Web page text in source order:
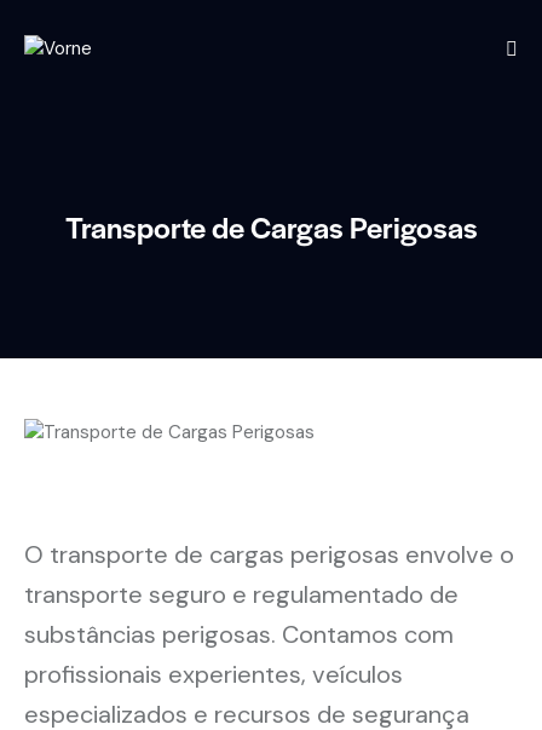
Transporte de Cargas Perigosas
O transporte de cargas perigosas envolve o
transporte seguro e regulamentado de
substâncias perigosas. Contamos com
profissionais experientes, veículos
especializados e recursos de segurança